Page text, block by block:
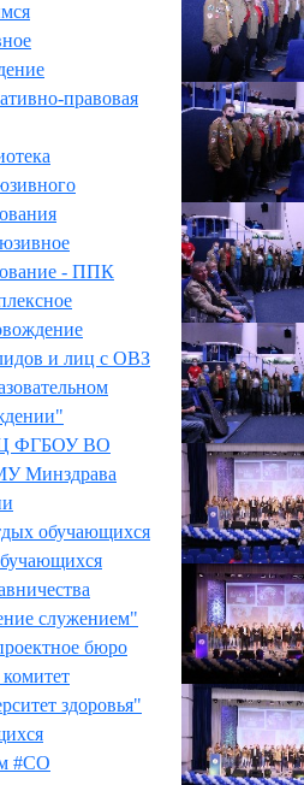
правовая
- ППК
и лиц с ОВЗ
ФГБОУ ВО
Минздрава
обучающихся
служением"
бюро
здоровья"
#СО